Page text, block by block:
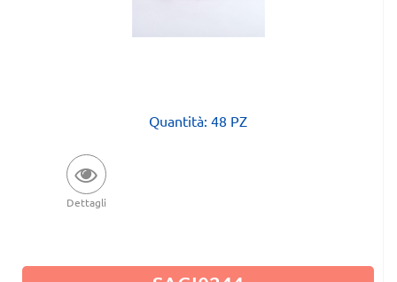
Quantità: 48 PZ
Dettagli